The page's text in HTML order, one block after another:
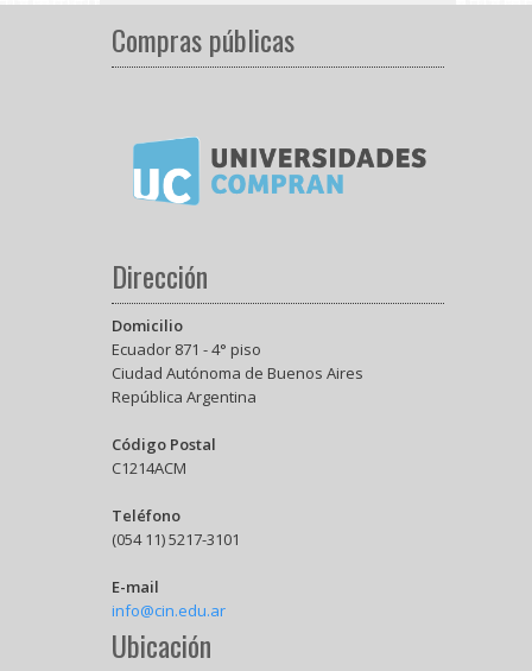
Compras públicas
Dirección
Domicilio
Ecuador 871 - 4° piso
Ciudad Autónoma de Buenos Aires
República Argentina
Código Postal
C1214ACM
Teléfono
(054 11) 5217-3101
E-mail
info@cin.edu.ar
Ubicación